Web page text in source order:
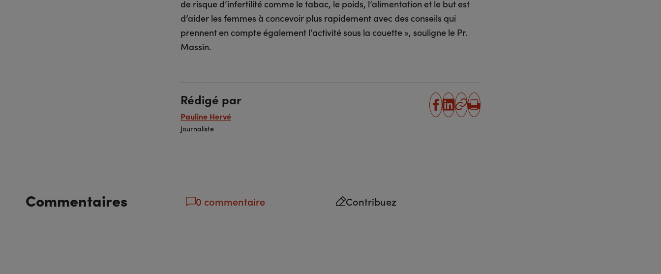
de risque d’infertilité comme le tabac, le poids, l’alimentation et le but est
d’aider les femmes à concevoir plus rapidement avec des conseils qui
prennent en compte également l’activité sous la couette », souligne le Pr.
Massin.
Rédigé par
Pauline Hervé
Journaliste
partager
partager
Copier
Imprimer
Commentaires 0 commentaire Contribuez